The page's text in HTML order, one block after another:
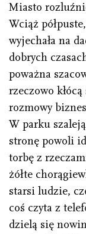
Miasto
Wciąż
wyjechała na
dobrych
poważna
rzeczowo
rozmowy
W parku
stronę powoli
torbę z
żółte
starsi ludzie,
coś czyta z
dzielą się